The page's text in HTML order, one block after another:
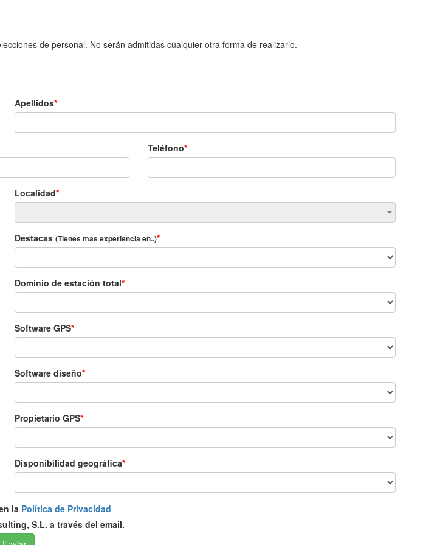
de personal. No serán admitidas cualquier otra forma de realizarlo.
Apellidos
Teléfono
Localidad
Destacas (Tienes mas experiencia en..)
Dominio de estación total
Software GPS
Software diseño
Propietario GPS
Disponibilidad geográfica
la Política de Privacidad
S.L. a través del email.